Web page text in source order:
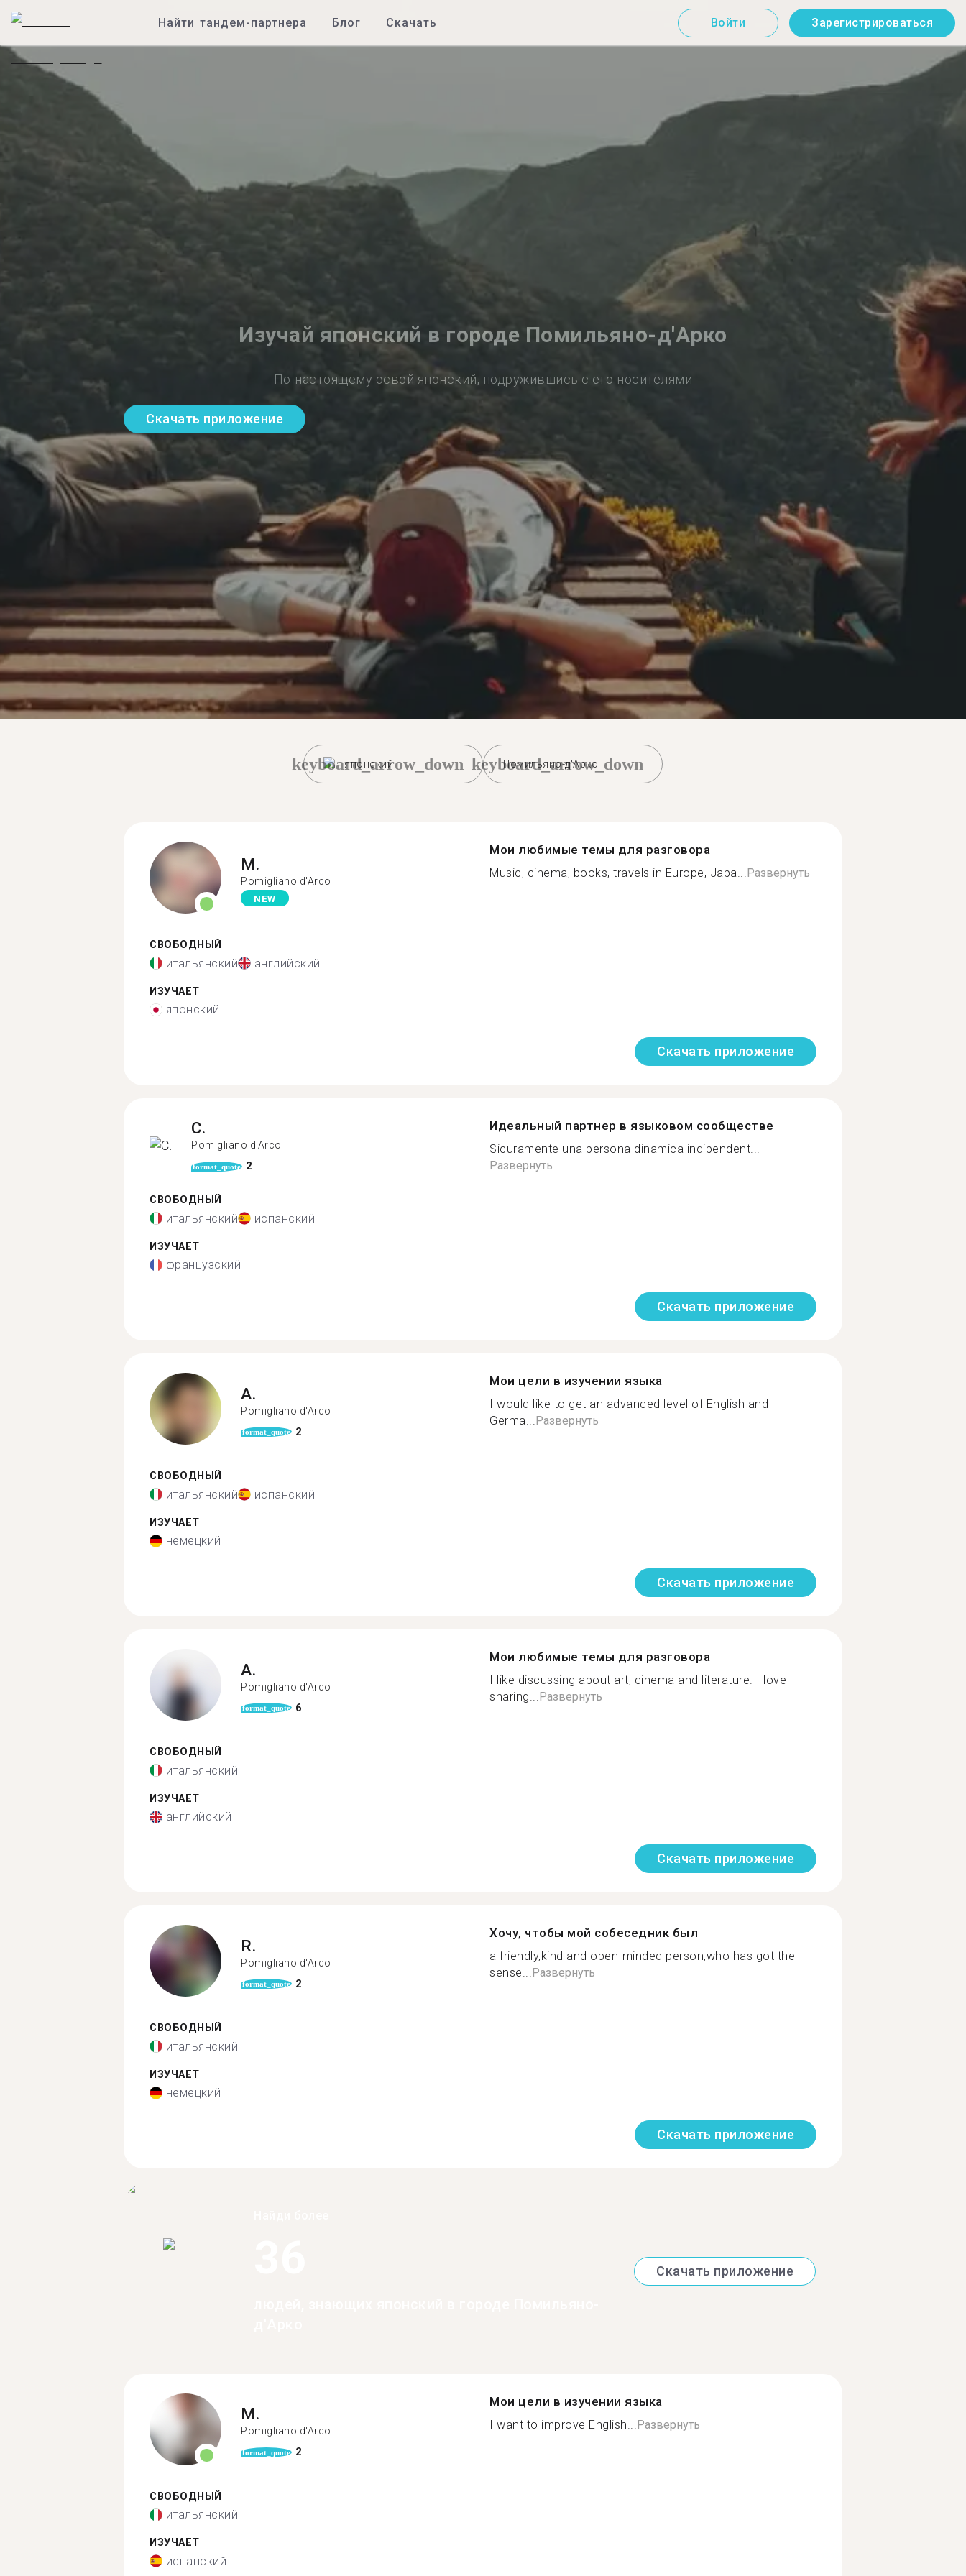
Найти тандем-партнера Блог Скачать Войти Зарегистрироваться
Изучай японский в городе Помильяно-д'Арко
По-настоящему освой японский, подружившись с его носителями
Скачать приложение
японский
keyboard_arrow_down Помильяно-д'Арко
keyboard_arrow_down
M.
Pomigliano d'Arco
NEW
СВОБОДНЫЙ
итальянский английский
ИЗУЧАЕТ
японский
Мои любимые темы для разговора
Music, cinema, books, travels in Europe, Japa...Развернуть
Скачать приложение
C.
Pomigliano d'Arco
format_quote 2
СВОБОДНЫЙ
итальянский испанский
ИЗУЧАЕТ
французский
Идеальный партнер в языковом сообществе
Sicuramente una persona dinamica indipendent...
Развернуть
Скачать приложение
A.
Pomigliano d'Arco
format_quote 2
СВОБОДНЫЙ
итальянский испанский
ИЗУЧАЕТ
немецкий
Мои цели в изучении языка
I would like to get an advanced level of English and
Germa...Развернуть
Скачать приложение
A.
Pomigliano d'Arco
format_quote 6
СВОБОДНЫЙ
итальянский
ИЗУЧАЕТ
английский
Мои любимые темы для разговора
I like discussing about art, cinema and literature. I love
sharing...Развернуть
Скачать приложение
R.
Pomigliano d'Arco
format_quote 2
СВОБОДНЫЙ
итальянский
ИЗУЧАЕТ
немецкий
Хочу, чтобы мой собеседник был
a friendly,kind and open-minded person,who has got the
sense...Развернуть
Скачать приложение
Скачать приложение
M.
Pomigliano d'Arco
format_quote 2
СВОБОДНЫЙ
итальянский
ИЗУЧАЕТ
испанский
Мои цели в изучении языка
I want to improve English... Развернуть